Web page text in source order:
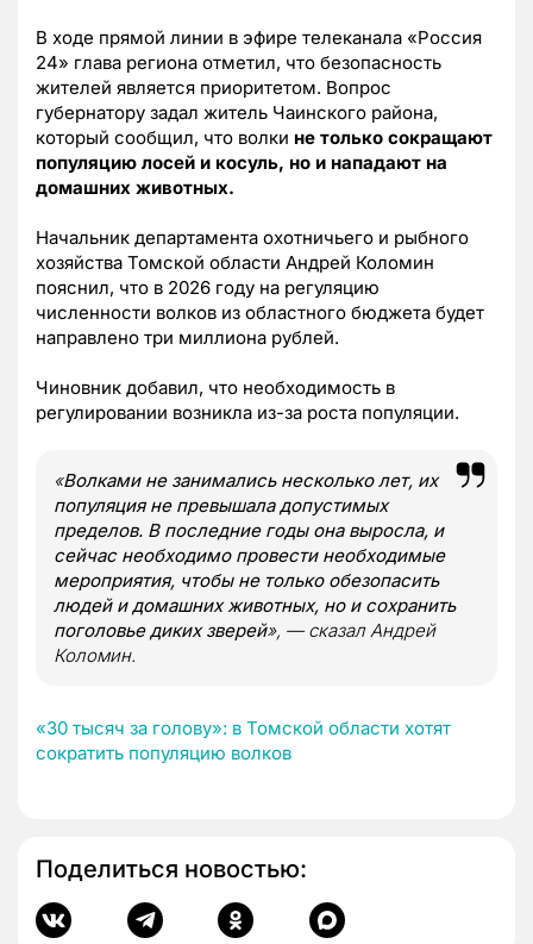
В ходе прямой линии в эфире телеканала «Россия
24» глава региона отметил, что безопасность
жителей является приоритетом. Вопрос
губернатору задал житель Чаинского района,
который сообщил, что волки не только сокращают
популяцию лосей и косуль, но и нападают на
домашних животных.
Начальник департамента охотничьего и рыбного
хозяйства Томской области Андрей Коломин
пояснил, что в 2026 году на регуляцию
численности волков из областного бюджета будет
направлено три миллиона рублей.
Чиновник добавил, что необходимость в
регулировании возникла из-за роста популяции.
«Волками не занимались несколько лет, их
популяция не превышала допустимых
пределов. В последние годы она выросла, и
сейчас необходимо провести необходимые
мероприятия, чтобы не только обезопасить
людей и домашних животных, но и сохранить
поголовье диких зверей», — сказал Андрей
Коломин.
«30 тысяч за голову»: в Томской области хотят
сократить популяцию волков
Поделиться новостью: